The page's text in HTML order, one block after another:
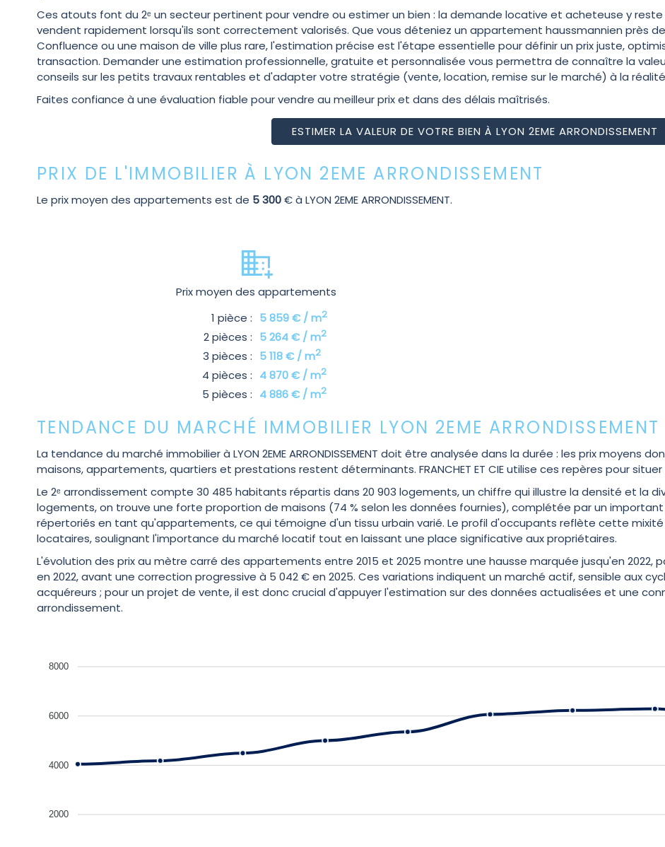
Ces atouts font du 2ᵉ un secteur pertinent pour vendre ou estimer un bien : la demande locative et acheteuse y
vendent rapidement lorsqu'ils sont correctement valorisés. Que vous déteniez un appartement haussmannien près
Confluence ou une maison de ville plus rare, l'estimation précise est l'étape essentielle pour définir un prix juste,
transaction. Demander une estimation professionnelle, gratuite et personnalisée vous permettra de connaître la
conseils sur les petits travaux rentables et d'adapter votre stratégie (vente, location, remise sur le marché) à la
Faites confiance à une évaluation fiable pour vendre au meilleur prix et dans des délais maîtrisés.
ESTIMER LA VALEUR DE VOTRE BIEN À LYON 2EME ARRONDISSEMENT
PRIX DE L'IMMOBILIER À LYON 2EME ARRONDISSEMENT
Le prix moyen des appartements est de 5 300€ à LYON 2EME ARRONDISSEMENT.
Prix moyen des appartements
1 pièce : 5 859 € / m2
2 pièces : 5 264 € / m2
3 pièces : 5 118 € / m2
4 pièces : 4 870 € / m2
5 pièces : 4 886 € / m2
TENDANCE DU MARCHÉ IMMOBILIER LYON 2EME ARRONDISSEMENT
La tendance du marché immobilier à LYON 2EME ARRONDISSEMENT doit être analysée dans la durée : les prix moyens
maisons, appartements, quartiers et prestations restent déterminants. FRANCHET ET CIE utilise ces repères pour
Le 2ᵉ arrondissement compte 30 485 habitants répartis dans 20 903 logements, un chiffre qui illustre la densité et la
logements, on trouve une forte proportion de maisons (74 % selon les données fournies), complétée par un
répertoriés en tant qu'appartements, ce qui témoigne d'un tissu urbain varié. Le profil d'occupants reflète cette mixité :
locataires, soulignant l'importance du marché locatif tout en laissant une place significative aux propriétaires.
L'évolution des prix au mètre carré des appartements entre 2015 et 2025 montre une hausse marquée jusqu'en 2022,
en 2022, avant une correction progressive à 5 042 € en 2025. Ces variations indiquent un marché actif, sensible aux
acquéreurs ; pour un projet de vente, il est donc crucial d'appuyer l'estimation sur des données actualisées et une
arrondissement.
8000
6000
4000
2000